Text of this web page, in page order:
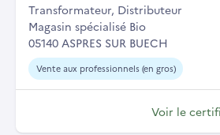
Transformateur, Distributeur
Magasin spécialisé Bio
05140 ASPRES SUR BUECH
Vente aux professionnels (en gros)
Voir le